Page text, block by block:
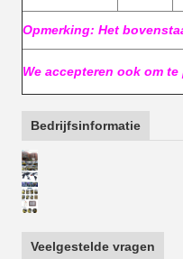
Opmerking: Het
We accepteren ook om
Bedrijfsinformatie
Veelgestelde vragen